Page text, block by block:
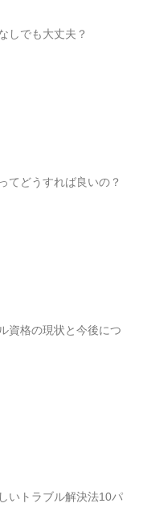
しでも大丈夫？
てどうすれば良いの？
資格の現状と今後につ
いトラブル解決法10パ